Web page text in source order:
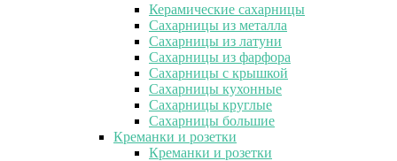
Керамические сахарницы
Сахарницы из металла
Сахарницы из латуни
Сахарницы из фарфора
Сахарницы с крышкой
Сахарницы кухонные
Сахарницы круглые
Сахарницы большие
Креманки и розетки
Креманки и розетки